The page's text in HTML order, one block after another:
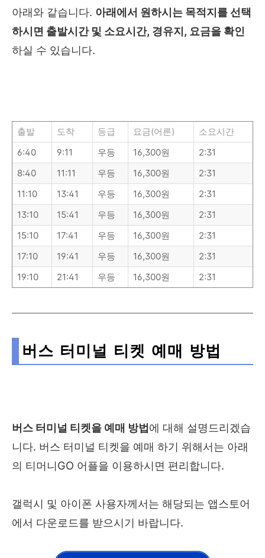
아래와 같습니다. 아래에서 원하시는 목적지를 선택
하시면 출발시간 및 소요시간, 경유지, 요금을 확인
하실 수 있습니다.
출발 도착 등급 요금(어른)
소요시간
6:40
9:11 우등 16,300원
2:31
8:40
11:11 우등 16,300원
2:31
11:10
13:41 우등 16,300원
2:31
13:10
15:41 우등 16,300원
2:31
15:10
17:41 우등 16,300원
2:31
17:10
19:41 우등 16,300원
2:31
19:10
21:41 우등 16,300원 2:31
버스 터미널 티켓 예매 방법
버스 터미널 티켓을 예매 방법에 대해 설명드리겠습
니다. 버스 터미널 티켓을 예매 하기 위해서는 아래
의 티머니GO 어플을 이용하시면 편리합니다.
갤럭시 및 아이폰 사용자께서는 해당되는 앱스토어
에서 다운로드를 받으시기 바랍니다.